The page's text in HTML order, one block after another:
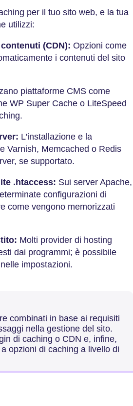
per il tuo sito web, e la tua
utilizzi:
(CDN): Opzioni come
i contenuti del sito
piattaforme CMS come
WP Super Cache o LiteSpeed
L'installazione e la
Varnish, Memcached o Redis
se supportato.
.htaccess: Sui server Apache,
configurazioni di
come vengono memorizzati
Molti provider di hosting
dai programmi; è possibile
impostazioni.
combinati in base ai requisiti
nella gestione del sito.
di caching o CDN e, infine,
opzioni di caching a livello di